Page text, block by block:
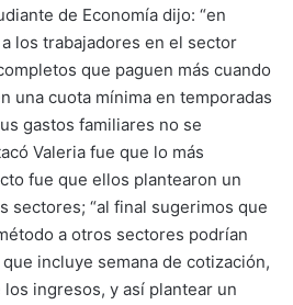
de Economía dijo: “en
los trabajadores en el sector
que paguen más cuando
una cuota mínima en temporadas
gastos familiares no se
Valeria fue que lo más
fue que ellos plantearon un
sectores; “al final sugerimos que
a otros sectores podrían
incluye semana de cotización,
ingresos, y así plantear un